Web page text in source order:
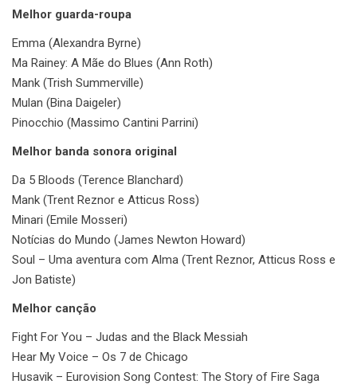
Melhor guarda-roupa
Emma (Alexandra Byrne)
Ma Rainey: A Mãe do Blues (Ann Roth)
Mank (Trish Summerville)
Mulan (Bina Daigeler)
Pinocchio (Massimo Cantini Parrini)
Melhor banda sonora original
Da 5 Bloods (Terence Blanchard)
Mank (Trent Reznor e Atticus Ross)
Minari (Emile Mosseri)
Notícias do Mundo (James Newton Howard)
Soul – Uma aventura com Alma (Trent Reznor, Atticus Ross e
Jon Batiste)
Melhor canção
Fight For You – Judas and the Black Messiah
Hear My Voice – Os 7 de Chicago
Husavik – Eurovision Song Contest: The Story of Fire Saga